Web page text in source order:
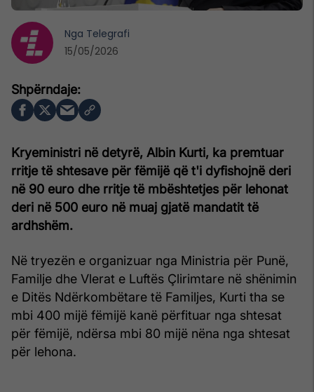
Kryeministri në detyrë, Albin Kurti, ka premtuar
rritje të shtesave për fëmijë që t'i dyfishojnë deri
në 90 euro dhe rritje të mbështetjes për lehonat
deri në 500 euro në muaj gjatë mandatit të
ardhshëm.
Në tryezën e organizuar nga Ministria për Punë,
Familje dhe Vlerat e Luftës Çlirimtare në shënimin
e Ditës Ndërkombëtare të Familjes, Kurti tha se
mbi 400 mijë fëmijë kanë përfituar nga shtesat
për fëmijë, ndërsa mbi 80 mijë nëna nga shtesat
për lehona.
Nga Telegrafi
15/05/2026